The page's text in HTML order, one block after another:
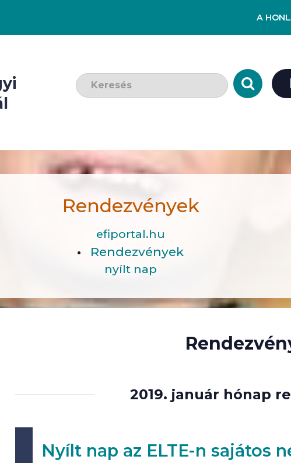
A
Keresendő szó:
Rendezvények
efiportal.hu
Rendezvények
nyílt nap
lista
2019. január hónap
Nyílt nap az ELTE-n sajátos